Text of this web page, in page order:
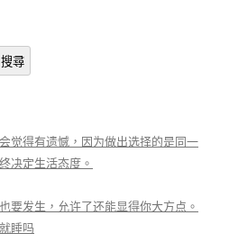
搜尋
觉得有遗憾，因为做出选择的是同一
决定生活态度。
要发生，允许了还能显得你大方点。
睡吗